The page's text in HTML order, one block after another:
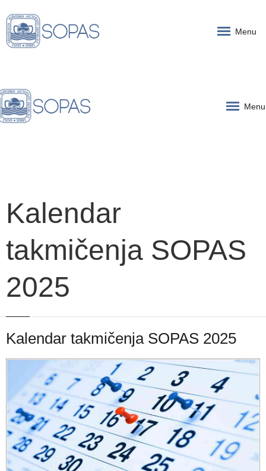
Menu
Menu
Kalendar
takmičenja SOPAS
2025
Kalendar takmičenja SOPAS 2025